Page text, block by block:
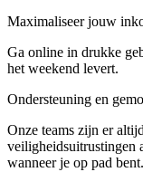
Maximaliseer jouw
Ga online in drukke
het weekend levert.
Ondersteuning en
Onze teams zijn er
veiligheidsuitrustingen
wanneer je op pad bent.